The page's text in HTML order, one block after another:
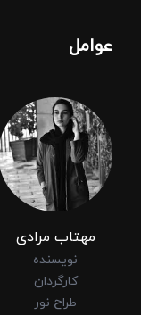
عوامل
مهتاب مرادی
نویسنده
کارگردان
طراح نور